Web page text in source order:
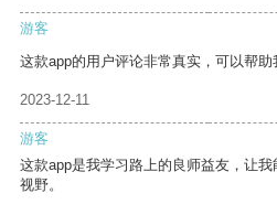
游客
这款app的用户评论非常真实，可以帮助
2023-12-11
游客
这款app是我学习路上的良师益友，让
视野。